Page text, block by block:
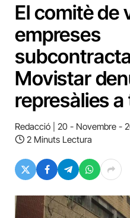
El comitè de
empreses
Movistar
represàlies
Redacció
20 - Novembre -
2 Minuts Lectura